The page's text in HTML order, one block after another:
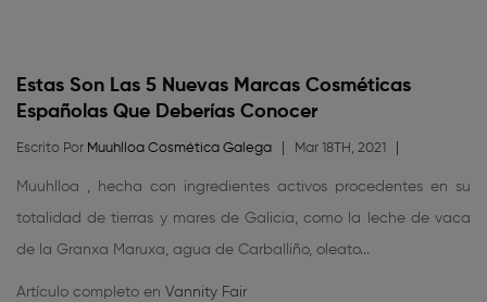
Estas Son Las 5 Nuevas Marcas Cosméticas
Españolas Que Deberías Conocer
Escrito Por Muuhlloa Cosmética Galega Mar 18TH, 2021
Muuhlloa , hecha con ingredientes activos procedentes en su
totalidad de tierras y mares de Galicia, como la leche de vaca
de la Granxa Maruxa, agua de Carballiño, oleato...
Artículo completo en Vannity Fair